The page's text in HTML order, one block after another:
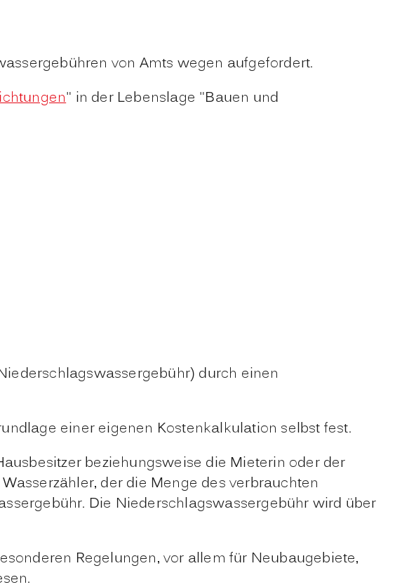
von Amts wegen aufgefordert.
" in der Lebenslage "Bauen und
durch einen
einer eigenen Kostenkalkulation selbst fest.
beziehungsweise die Mieterin oder der
der die Menge des verbrauchten
. Die Niederschlagswassergebühr wird über
Regelungen, vor allem für Neubaugebiete,